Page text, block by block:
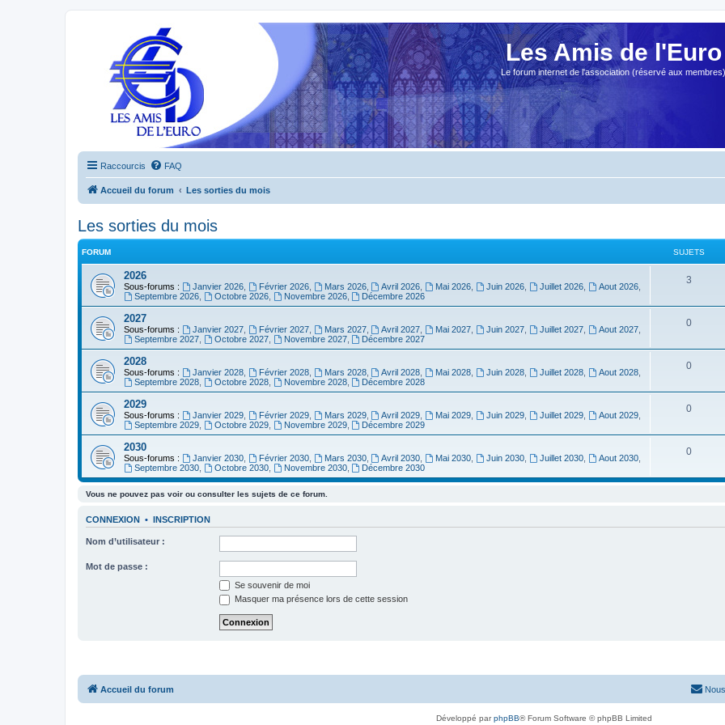
Les Amis de l'Euro
Le forum internet de l'association (réservé aux membres)
Raccourcis FAQ
Accueil du forum Les sorties du mois
Les sorties du mois
FORUM SUJETS
2026
Sous-forums : Janvier 2026, Février 2026, Mars 2026, Avril 2026 Mai 2026 Juin 2026 Juillet 2026, Aout 2026,
Septembre 2026, Octobre 2026, Novembre 2026, Décembre 2026
3
2027
Sous-forums : Janvier 2027, Février 2027, Mars 2027, Avril 2027 Mai 2027 Juin 2027 Juillet 2027, Aout 2027,
Septembre 2027, Octobre 2027, Novembre 2027, Décembre 2027
0
2028
Sous-forums : Janvier 2028, Février 2028, Mars 2028, Avril 2028 Mai 2028 Juin 2028 Juillet 2028, Aout 2028,
Septembre 2028, Octobre 2028, Novembre 2028, Décembre 2028
0
2029
Sous-forums : Janvier 2029, Février 2029, Mars 2029, Avril 2029 Mai 2029 Juin 2029 Juillet 2029, Aout 2029,
Septembre 2029, Octobre 2029, Novembre 2029, Décembre 2029
0
2030
Sous-forums : Janvier 2030, Février 2030, Mars 2030, Avril 2030 Mai 2030 Juin 2030 Juillet 2030, Aout 2030,
Septembre 2030, Octobre 2030, Novembre 2030, Décembre 2030
0
Vous ne pouvez pas voir ou consulter les sujets de ce forum.
CONNEXION • INSCRIPTION
Nom d’utilisateur :
Mot de passe :
Se souvenir de moi
Masquer ma présence lors de cette session
Accueil du forum
Développé parphpBB® Forum Software © phpBB Limited